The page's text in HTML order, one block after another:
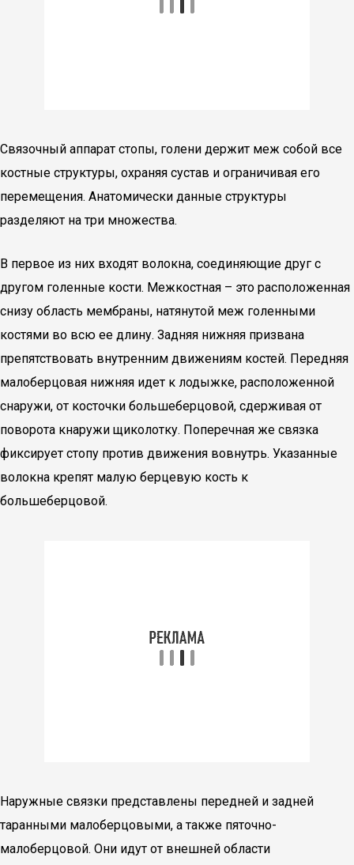
Связочный аппарат стопы, голени держит меж собой все
костные структуры, охраняя сустав и ограничивая его
перемещения. Анатомически данные структуры
разделяют на три множества.
В первое из них входят волокна, соединяющие друг с
другом голенные кости. Межкостная – это расположенная
снизу область мембраны, натянутой меж голенными
костями во всю ее длину. Задняя нижняя призвана
препятствовать внутренним движениям костей. Передняя
малоберцовая нижняя идет к лодыжке, расположенной
снаружи, от косточки большеберцовой, сдерживая от
поворота кнаружи щиколотку. Поперечная же связка
фиксирует стопу против движения вовнутрь. Указанные
волокна крепят малую берцевую кость к
большеберцовой.
Наружные связки представлены передней и задней
таранными малоберцовыми, а также пяточно-
малоберцовой. Они идут от внешней области